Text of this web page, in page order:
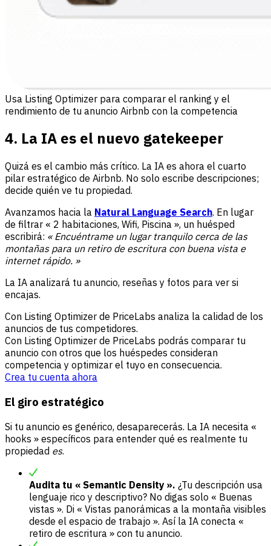
Usa Listing Optimizer para comparar el ranking y el
rendimiento de tu anuncio Airbnb con la competencia
4. La IA es el nuevo gatekeeper
Quizá es el cambio más crítico. La IA es ahora el cuarto
pilar estratégico de Airbnb. No solo escribe descripciones;
decide quién ve tu propiedad.
Avanzamos hacia la Natural Language Search. En lugar
de filtrar « 2 habitaciones, Wifi, Piscina », un huésped
escribirá: « Encuéntrame un lugar tranquilo cerca de las
montañas para un retiro de escritura con buena vista e
internet rápido. »
La IA analizará tu anuncio, reseñas y fotos para ver si
encajas.
Con Listing Optimizer de PriceLabs analiza la calidad de los
anuncios de tus competidores.
Con Listing Optimizer de PriceLabs podrás comparar tu
anuncio con otros que los huéspedes consideran
competencia y optimizar el tuyo en consecuencia.
Crea tu cuenta ahora
El giro estratégico
Si tu anuncio es genérico, desaparecerás. La IA necesita «
hooks » específicos para entender qué es realmente tu
propiedad es.
Audita tu « Semantic Density ». ¿Tu descripción usa
lenguaje rico y descriptivo? No digas solo « Buenas
vistas ». Di « Vistas panorámicas a la montaña visibles
desde el espacio de trabajo ». Así la IA conecta «
retiro de escritura » con tu anuncio.